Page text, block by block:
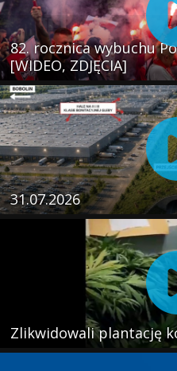
82. rocznica wybuchu
[WIDEO, ZDJĘCIA]
31.07.2026
Zlikwidowali plantację